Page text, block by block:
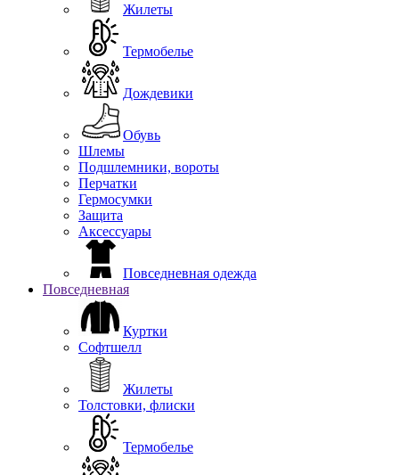
Жилеты
Термобелье
Дождевики
Обувь
Шлемы
Подшлемники, вороты
Перчатки
Гермосумки
Защита
Аксессуары
Повседневная одежда
Повседневная
Куртки
Софтшелл
Жилеты
Толстовки, флиски
Термобелье